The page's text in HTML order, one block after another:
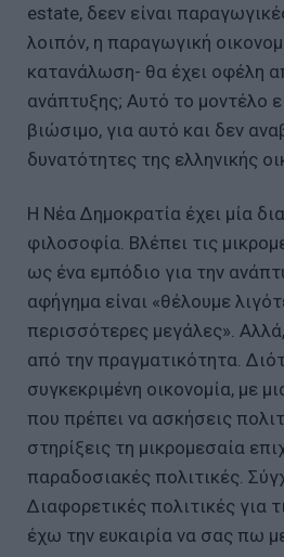
estate, δεεν είναι
λοιπόν, η παραγωγική
κατανάλωση- θα έχει οφέλη
ανάπτυξης; Αυτό το μοντέλο
βιώσιμο, για αυτό και δεν
δυνατότητες της ελληνικής
Η Νέα Δημοκρατία έχει μία
φιλοσοφία. Βλέπει τις
ως ένα εμπόδιο για την
αφήγημα είναι «θέλουμε
περισσότερες μεγάλες».
από την πραγματικότητα.
συγκεκριμένη οικονομία, με
που πρέπει να ασκήσεις
στηρίξεις τη μικρομεσαία
παραδοσιακές πολιτικές.
Διαφορετικές πολιτικές για
έχω την ευκαιρία να σας πω